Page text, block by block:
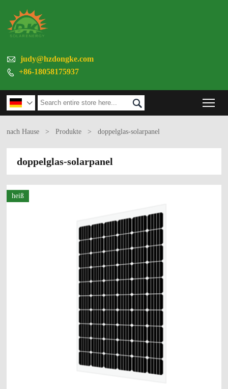
 judy@hzdongke.com
 +86-18058175937
 
nach Hause > Produkte > doppelglas-solarpanel
doppelglas-solarpanel
heiß